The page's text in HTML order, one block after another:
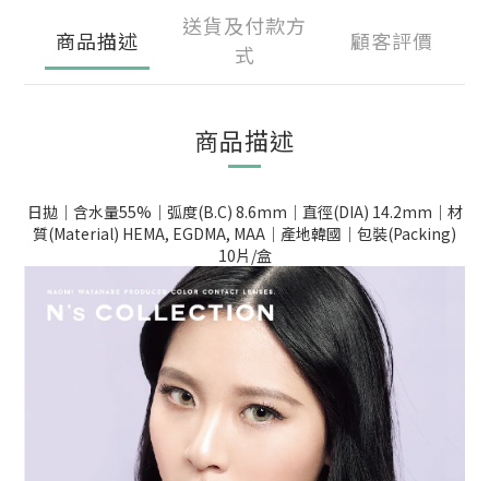
商品描述
送貨及付款方
式
顧客評價
商品描述
日拋｜含水量55%｜弧度(B.C) 8.6mm｜直徑(DIA) 14.2mm｜材
質(Material) HEMA, EGDMA, MAA｜產地韓國｜包裝(Packing)
10片/盒